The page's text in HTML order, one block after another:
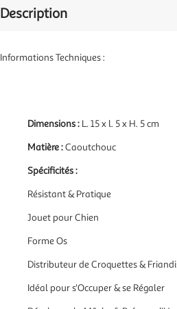
Description
Informations Techniques :
Dimensions : L. 15 x l. 5 x H. 5 cm
Matière :Caoutchouc
Spécificités :
Résistant & Pratique
Jouet pour Chien
Forme Os
Distributeur de Croquettes &
Idéal pour s'Occuper & se Régaler